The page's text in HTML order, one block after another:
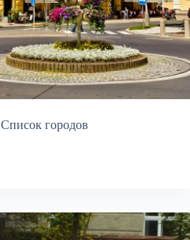
Список городов